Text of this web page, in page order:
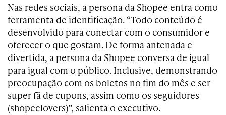
Nas redes sociais, a persona da Shopee entra como
ferramenta de identificação. “Todo conteúdo é
desenvolvido para conectar com o consumidor e
oferecer o que gostam. De forma antenada e
divertida, a persona da Shopee conversa de igual
para igual com o público. Inclusive, demonstrando
preocupação com os boletos no fim do mês e ser
super fã de cupons, assim como os seguidores
(shopeelovers)”, salienta o executivo.